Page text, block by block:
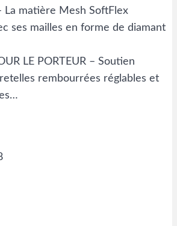
La matière Mesh SoftFlex
ses mailles en forme de diamant
LE PORTEUR – Soutien
rembourrées réglables et